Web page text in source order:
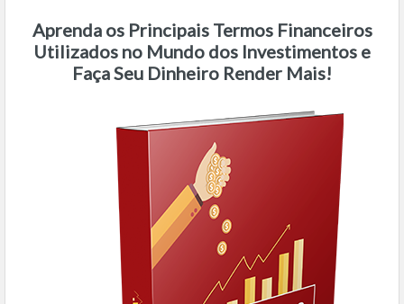
Aprenda os Principais Termos Financeiros
Utilizados no Mundo dos Investimentos e
Faça Seu Dinheiro Render Mais!